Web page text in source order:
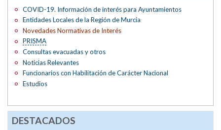
COVID-19. Información de interés para Ayuntamientos
Entidades Locales de la Región de Murcia
Novedades Normativas de Interés
PRISMA
Consultas evacuadas y otros
Noticias Relevantes
Funcionarios con Habilitación de Carácter Nacional
Estudios
DESTACADOS